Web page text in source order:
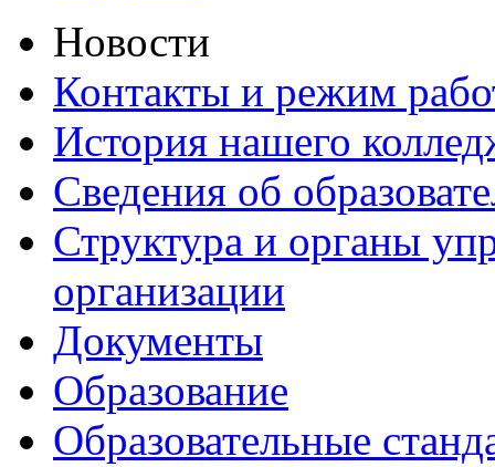
Новости
Контакты и режим
История нашего
Сведения об
Структура и органы
организации
Документы
Образование
Образовательные